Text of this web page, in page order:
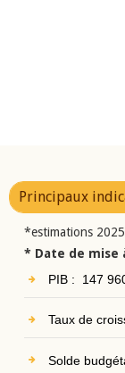
Principaux
*estimations
* Date de mise
PIB : 147
Taux de
Solde